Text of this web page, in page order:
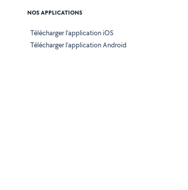
NOS APPLICATIONS
Télécharger l’application iOS
Télécharger l’application Android